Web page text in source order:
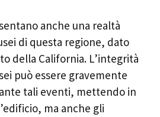
anche una realtà
di questa regione, dato
della California. L’integrità
può essere gravemente
tali eventi, mettendo in
ma anche gli